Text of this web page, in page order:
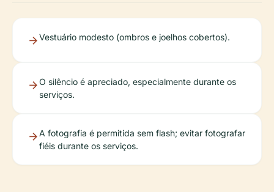
Vestuário modesto (ombros e joelhos cobertos).
O silêncio é apreciado, especialmente durante os
serviços.
A fotografia é permitida sem flash; evitar fotografar
fiéis durante os serviços.